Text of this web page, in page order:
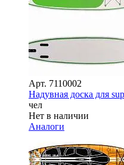
Арт. 7110002
Надувная доска для
чел
Нет в наличии
Аналоги